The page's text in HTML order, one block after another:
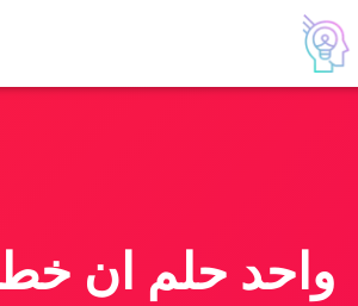
واحد حلم ان